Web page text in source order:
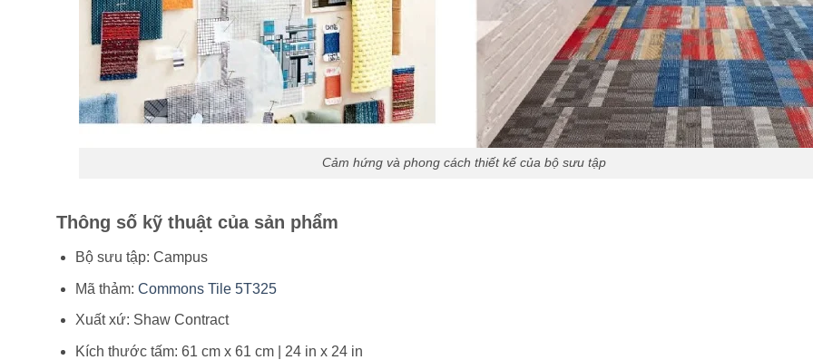
Cảm hứng và phong cách thiết kế của bộ sưu tập
Thông số kỹ thuật của sản phẩm
Bộ sưu tập: Campus
Mã thảm: Commons Tile 5T325
Xuất xứ: Shaw Contract
Kích thước tấm: 61 cm x 61 cm | 24 in x 24 in